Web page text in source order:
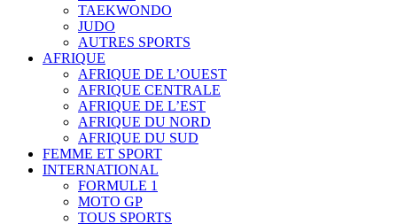
TAEKWONDO
JUDO
AUTRES SPORTS
AFRIQUE
AFRIQUE DE L’OUEST
AFRIQUE CENTRALE
AFRIQUE DE L’EST
AFRIQUE DU NORD
AFRIQUE DU SUD
FEMME ET SPORT
INTERNATIONAL
FORMULE 1
MOTO GP
TOUS SPORTS